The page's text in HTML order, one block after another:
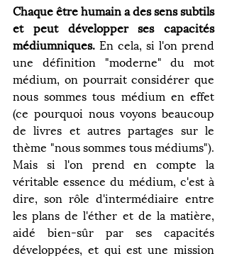
Chaque être humain a des sens subtils
et peut développer ses capacités
médiumniques. En cela, si l'on prend
une définition "moderne" du mot
médium, on pourrait considérer que
nous sommes tous médium en effet
(ce pourquoi nous voyons beaucoup
de livres et autres partages sur le
thème "nous sommes tous médiums").
Mais si l'on prend en compte la
véritable essence du médium, c'est à
dire, son rôle d'intermédiaire entre
les plans de l'éther et de la matière,
aidé bien-sûr par ses capacités
développées, et qui est une mission